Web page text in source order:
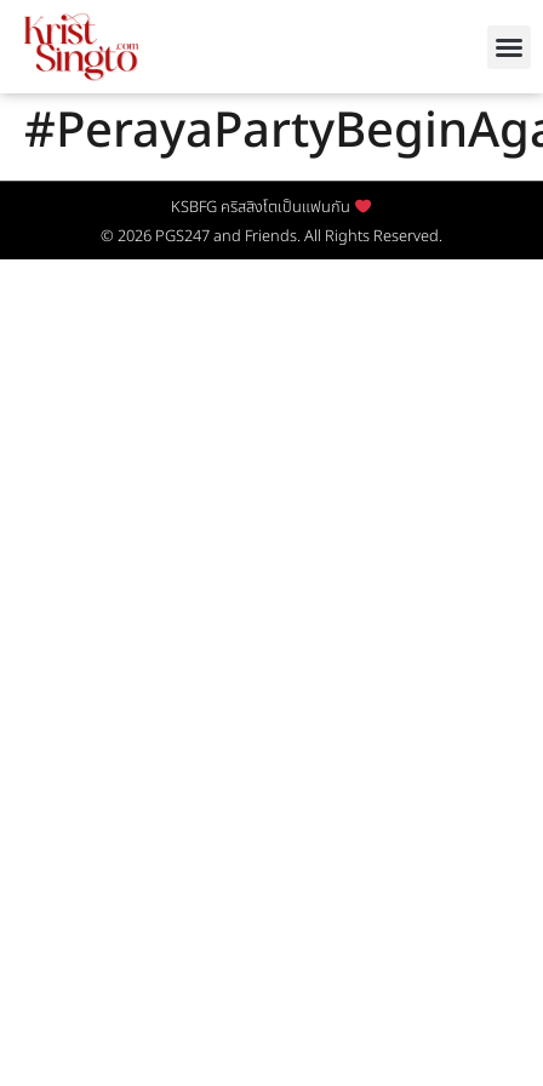
KSBFG คริสสิงโตเป็นแฟนกัน
© 2026 PGS247and Friends. All Rights Reserved.